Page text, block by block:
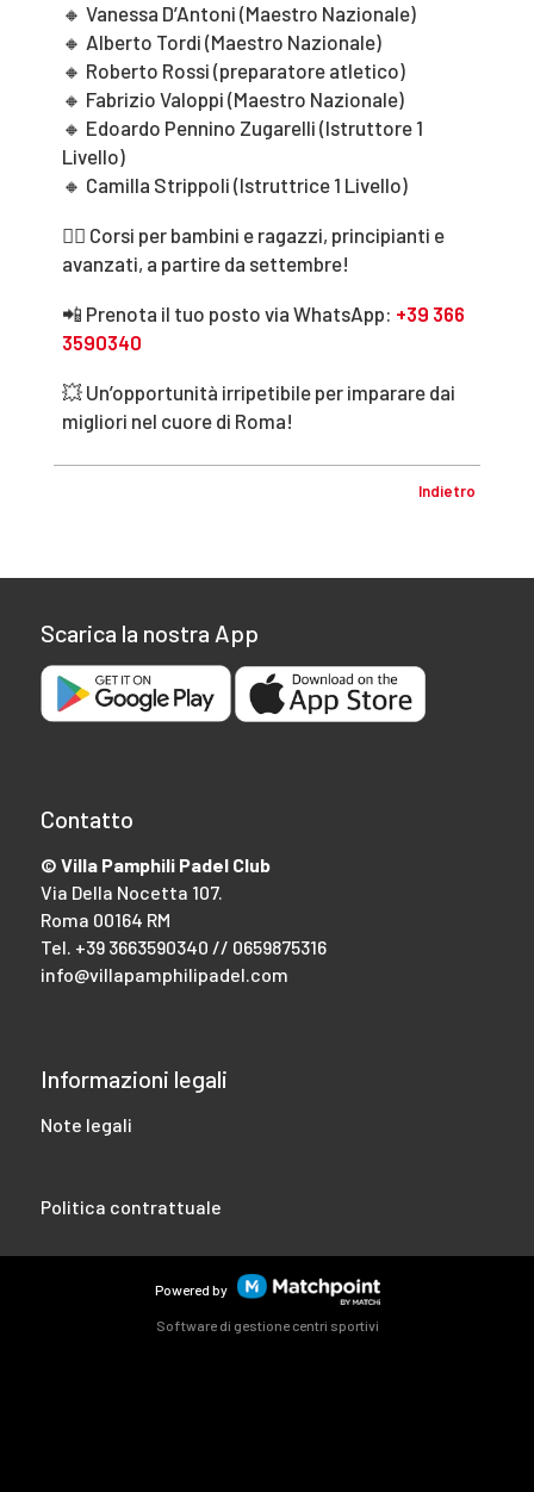
🔸 Vanessa D’Antoni (Maestro Nazionale)
🔸 Alberto Tordi (Maestro Nazionale)
🔸 Roberto Rossi (preparatore atletico)
🔸 Fabrizio Valoppi (Maestro Nazionale)
🔸 Edoardo Pennino Zugarelli (Istruttore 1
Livello)
🔸 Camilla Strippoli (Istruttrice 1 Livello)
👉🏻 Corsi per bambini e ragazzi, principianti e
avanzati, a partire da settembre!
📲 Prenota il tuo posto via WhatsApp: +39 366
3590340
💥 Un’opportunità irripetibile per imparare dai
migliori nel cuore di Roma!
Indietro
Scarica la nostra App
Contatto
© Villa Pamphili Padel Club
Via Della Nocetta 107.
Roma 00164 RM
Tel. +39 3663590340 // 0659875316
info@villapamphilipadel.com
Informazioni legali
Note legali
Politica contrattuale
Powered by
Software di gestione centri sportivi